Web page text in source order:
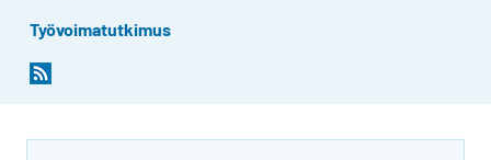
Työvoimatutkimus